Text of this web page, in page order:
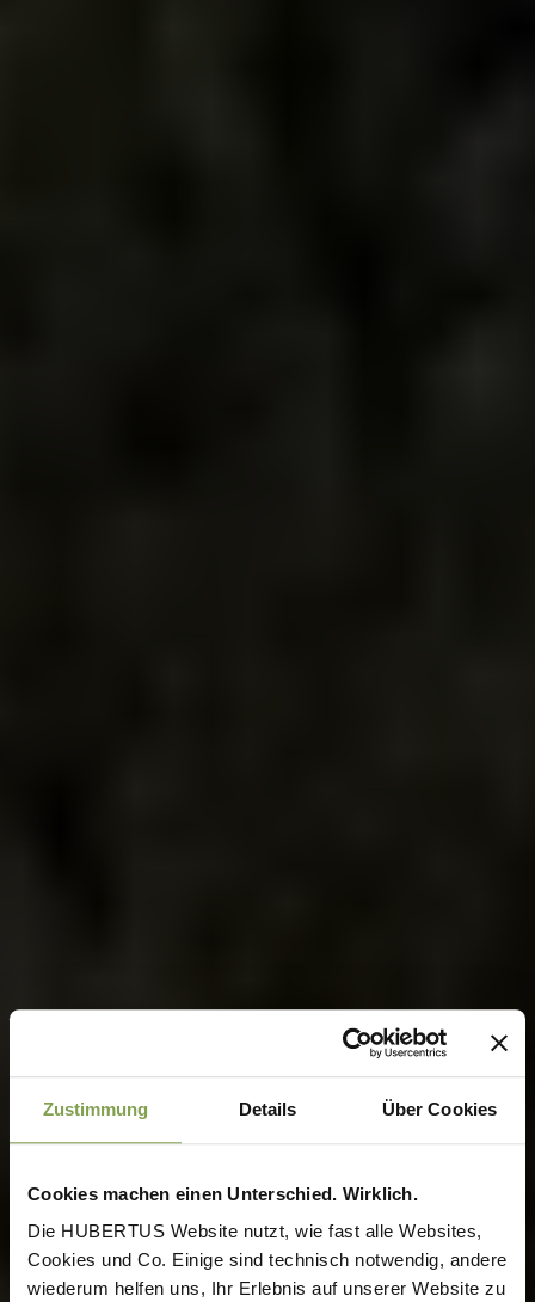
Zustimmung Details Über Cookies
Cookies machen einen Unterschied. Wirklich.
Die HUBERTUS Website nutzt, wie fast alle Websites,
Cookies und Co. Einige sind technisch notwendig, andere
wiederum helfen uns, Ihr Erlebnis auf unserer Website zu